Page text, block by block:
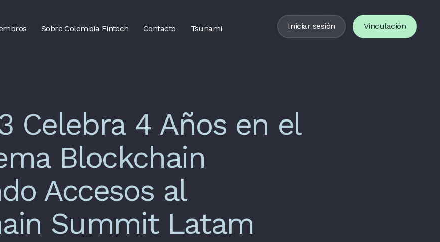
Sobre Colombia Fintech Contacto Tsunami Iniciar sesión Vinculación
Celebra 4 Años en el
Blockchain
Accesos al
Summit Latam